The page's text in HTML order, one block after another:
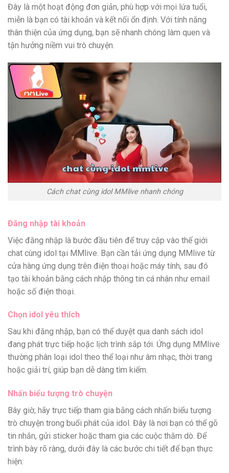
Đây là một hoạt động đơn giản, phù hợp với mọi lứa tuổi,
miễn là bạn có tài khoản và kết nối ổn định. Với tính năng
thân thiện của ứng dụng, bạn sẽ nhanh chóng làm quen và
tận hưởng niềm vui trò chuyện.
Cách chat cùng idol MMlive nhanh chóng
Đăng nhập tài khoản
Việc đăng nhập là bước đầu tiên để truy cập vào thế giới
chat cùng idol tại MMlive. Bạn cần tải ứng dụng MMlive từ
cửa hàng ứng dụng trên điện thoại hoặc máy tính, sau đó
tạo tài khoản bằng cách nhập thông tin cá nhân như email
hoặc số điện thoại.
Chọn idol yêu thích
Sau khi đăng nhập, bạn có thể duyệt qua danh sách idol
đang phát trực tiếp hoặc lịch trình sắp tới. Ứng dụng MMlive
thường phân loại idol theo thể loại như âm nhạc, thời trang
hoặc giải trí, giúp bạn dễ dàng tìm kiếm.
Nhấn biểu tượng trò chuyện
Bây giờ, hãy trực tiếp tham gia bằng cách nhấn biểu tượng
trò chuyện trong buổi phát của idol. Đây là nơi bạn có thể gõ
tin nhắn, gửi sticker hoặc tham gia các cuộc thăm dò. Để
trình bày rõ ràng, dưới đây là các bước chi tiết để bạn thực
hiện: